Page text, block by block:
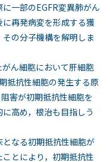
一部のEGFR変異肺がん
再発病変を形成する獲
の分子機構を解明しま
ん細胞において肝細胞
抵抗性細胞の発生する原
害が初期抵抗性細胞を
高め，根治も目指しう
なる初期抵抗性細胞が
とにより，初期抵抗性